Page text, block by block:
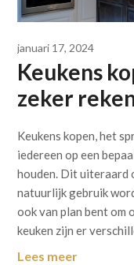
januari 17, 2024
Keukens
zeker
Keukens kopen, het
iedereen op een
houden. Dit uiteraard
natuurlijk gebruik
ook van plan bent om
keuken zijn er
Lees meer